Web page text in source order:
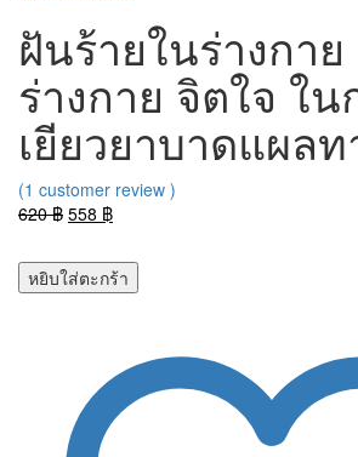
ฝันร้ายในร่างกา
ร่างกาย จิตใจ ใน
เยียวยาบาดแผลท
(1 customer review )
620฿ Original
was:
620 ฿.
558 ฿Current
is:
558 ฿.
หยิบใส่ตะกร้า